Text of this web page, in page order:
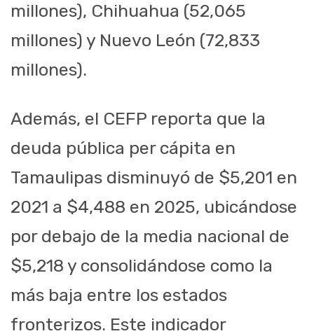
millones), Chihuahua (52,065
millones) y Nuevo León (72,833
millones).
Además, el CEFP reporta que la
deuda pública per cápita en
Tamaulipas disminuyó de $5,201 en
2021 a $4,488 en 2025, ubicándose
por debajo de la media nacional de
$5,218 y consolidándose como la
más baja entre los estados
fronterizos. Este indicador